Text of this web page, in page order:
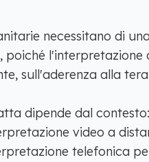
necessitano di
poiché
sull'aderenza alla
dipende dal
video a
telefonica